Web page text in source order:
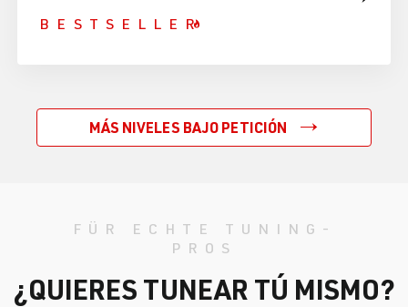
BESTSELLER
MÁS NIVELES BAJO PETICIÓN
FÜR ECHTE TUNING-
PROS
¿QUIERES TUNEAR TÚ MISMO?